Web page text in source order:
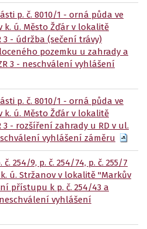
p. č. 8010/1 - orná půda ve
k. ú. Město Žďár v lokalitě
3 - údržba (sečení trávy)
pozemku u zahrady a
3 - neschválení vyhlášení
p. č. 8010/1 - orná půda ve
k. ú. Město Žďár v lokalitě
- rozšíření zahrady u RD v ul.
vyhlášení záměru
254/9, p. č. 254/74, p. č. 255/7
k. ú. Stržanov v lokalitě "Markův
přístupu k p. č. 254/43 a
vyhlášení